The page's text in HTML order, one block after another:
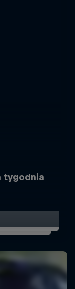
tygodnia